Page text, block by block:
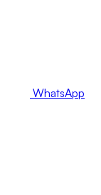
WhatsApp